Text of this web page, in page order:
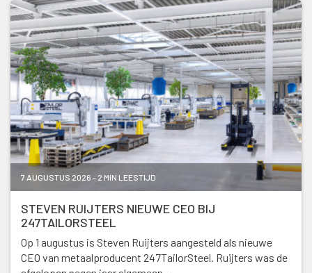
7 AUGUSTUS 2026 - 2 MIN LEESTIJD
STEVEN RUIJTERS NIEUWE CEO BIJ
247TAILORSTEEL
Op 1 augustus is Steven Ruijters aangesteld als nieuwe
CEO van metaalproducent 247TailorSteel. Ruijters was de